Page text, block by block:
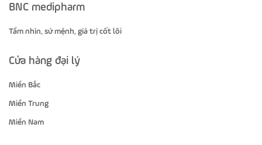
BNC medipharm
Tầm nhìn, sứ mệnh, giá trị cốt lõi
Cửa hàng đại lý
Miền Bắc
Miền Trung
Miền Nam